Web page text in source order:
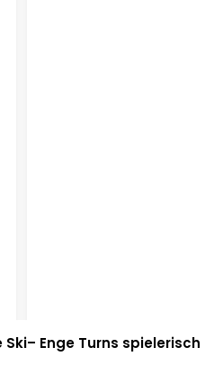
Enge Turns spielerisch